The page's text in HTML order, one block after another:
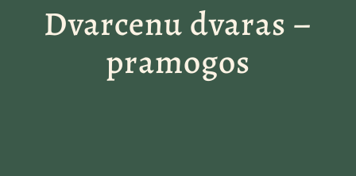
Dvarcenu dvaras –
pramogos